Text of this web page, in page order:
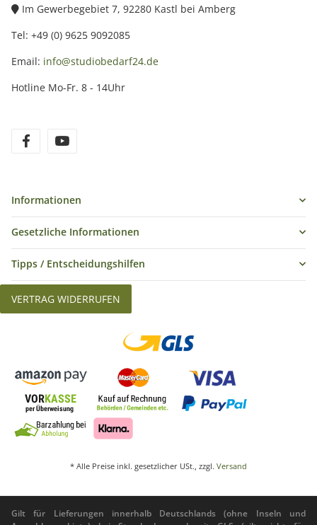
Im Gewerbegebiet 7, 92280 Kastl bei Amberg
Tel: +49 (0) 9625 9092085
Email: info@studiobedarf24.de
Hotline Mo-Fr. 8 - 14Uhr
Informationen
Gesetzliche Informationen
Tipps / Entscheidungshilfen
VERTRAG WIDERRUFEN
* Alle Preise inkl. gesetzlicher USt., zzgl. Versand
Gilt für Lieferungen innerhalb Deutschlands (ohne Inseln und